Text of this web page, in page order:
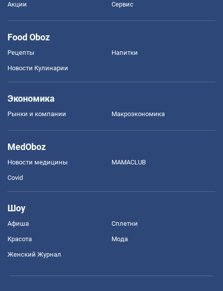
Акции Сервис
Food Oboz
Рецепты Напитки
Новости Кулинарии
Экономика
Рынки и компании Mакроэкономика
MedOboz
Новости медицины MAMACLUB
Covid
Шоу
Афиша Сплетни
Красота Мода
Женский Журнал